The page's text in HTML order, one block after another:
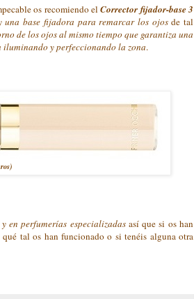
os recomiendo elCorrector fijador-base 3
una base fijadora para remarcar los ojosde tal
de los ojos al mismo tiempo que garantiza una
y perfeccionando la zona.
en perfumerías especializadasasí que si os han
tal os han funcionado o si tenéis alguna otra